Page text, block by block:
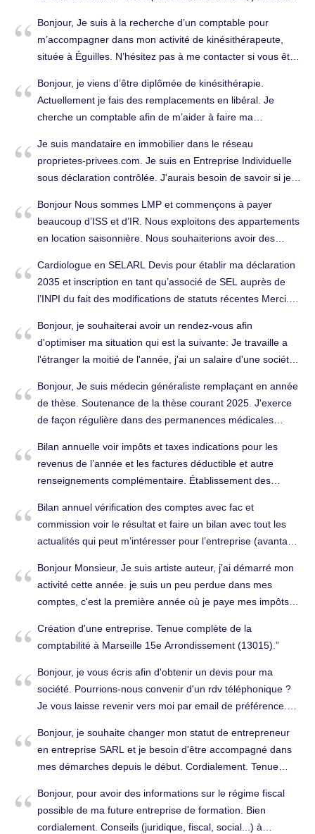
(13015).
depuis cette date. Je suis marié (ma conjointe n’a pas
d’activité pour 2024) et je possède des placements au
Canada, incluant certains dans des compagnies
américaines. Mis à part l'ouverture de ma compagnie, la
déclaration 2024 devrait ressembler à celle de 2023. Je
cherche un service simple, sans engagement, pour
ce type de prestation ? Si oui, à quel tarif et dans quels
délais ? Merci d’avance pour votre retour, Renaud
Lefebvre. Déclarations fiscales à Marseille 1er
Arrondissement (13001).
Bonjour, Je suis à la recherche d’un comptable pour
m’accompagner dans mon activité de kinésithérapeute,
située à Éguilles. N’hésitez pas à me contacter si vous êtes
d’avance ! Tenue complète de la comptabilité à Marseille
9e Arrondissement (13009).
Bonjour, je viens d’être diplômée de kinésithérapie.
Actuellement je fais des remplacements en libéral. Je
cherche un comptable afin de m’aider à faire ma
conseils. Déclarations fiscales à Marseille 4e
Arrondissement (13004).
Je suis mandataire en immobilier dans le réseau
proprietes-privees.com. Je suis en Entreprise Individuelle
sous déclaration contrôlée. J'aurais besoin de savoir si je
cadre de l'EI j'ai besoin d'établir un bilan simplifié. Bien
cordialement Serge Litvinoff. Tenue complète de la
comptabilité à Marseille 9e Arrondissement (13009).
Bonjour Nous sommes LMP et commençons à payer
beaucoup d’ISS et d’IR. Nous exploitons des appartements
en location saisonnière. Nous souhaiterions avoir des
ces appartements. Bien cordialement. Conseils (juridique,
fiscal, social...) à Marseille 2e Arrondissement (13002).
Cardiologue en SELARL Devis pour établir ma déclaration
2035 et inscription en tant qu’associé de SEL auprès de
l’INPI du fait des modifications de statuts récentes Merci.
(13012).
Bonjour, je souhaiterai avoir un rendez-vous afin
d'optimiser ma situation qui est la suivante: Je travaille a
l'étranger la moitié de l'année, j'ai un salaire d'une société
loue un appartement vide en nom propre. Je vous contacte
donc dans le but d'avoir des conseils et de l'aide pour
trouver un meilleur fonctionnement. Je suis actuellement a
l'étranger joignable par mail uniquement. Si cela est
possible je souhaiterai ce rendez-vous entre le 16 et le 20
Décembre avec Mr Amirat Jerome. Dans l'attente de votre
salutations. Jauffret Erik. Conseils (juridique, fiscal,
social...) à Marseille 7e Arrondissement (13007).
Bonjour, Je suis médecin généraliste remplaçant en année
de thèse. Soutenance de la thèse courant 2025. J'exerce
de façon régulière dans des permanences médicales
(Revenus salariés). Il s'agit de ma première année
d'activité civile entière en tant que médecin généraliste
remplaçant. Début d'activité en novembre 2023. Je
souhaiterais établir un devis afin d'avoir une tenue
comptable, des conseils comptables, ainsi que la rédaction
de ma prochaine déclaration auprès de l'administration
à vous. Déclarations fiscales à Marseille 7e
Arrondissement (13007).
Bilan annuelle voir impôts et taxes indications pour les
revenus de l’année et les factures déductible et autre
renseignements complémentaire. Établissement des
Bilan annuel vérification des comptes avec fac et
commission voir le résultat et faire un bilan avec tout les
actualités qui peut m’intéresser pour l’entreprise (avantage
Marseille 15e Arrondissement (13015).
Bonjour Monsieur, Je suis artiste auteur, j'ai démarré mon
activité cette année. je suis un peu perdue dans mes
comptes, c'est la première année où je paye mes impôts et
frais simulés (déclaration BNC) et je ne suis pas certaine
de comment m'y prendre. j'aimerais comprendre comment
faire une note de frais, savoir ce qui peut être déduit de
frais professionnels ou non (comme les livres, salons,
trajets de train, honoraires d'assistants et rendez vous
les gains de cette manœuvre pourrait être annulés par des
baisses d'allocations ou des hausses de frais dont je ne
connaitrais pas l'existence. Votre contact m'a été donné
par une collègue qui gère une maison d'édition (Nao studio
publishing) et m'a recommandé votre aide. Serais-ce
possible d'avoir un rendez vous en visio ? Merci beaucoup,
Création d'une entreprise. Tenue complète de la
comptabilité à Marseille 15e Arrondissement (13015).
Bonjour, je vous écris afin d'obtenir un devis pour ma
société. Pourrions-nous convenir d'un rdv téléphonique ?
Je vous laisse revenir vers moi par email de préférence.
Marseille 7e Arrondissement (13007).
Bonjour, je souhaite changer mon statut de entrepreneur
en entreprise SARL et je besoin d'être accompagné dans
mes démarches depuis le début. Cordialement. Tenue
Arrondissement (13015).
Bonjour, pour avoir des informations sur le régime fiscal
possible de ma future entreprise de formation. Bien
cordialement. Conseils (juridique, fiscal, social...) à